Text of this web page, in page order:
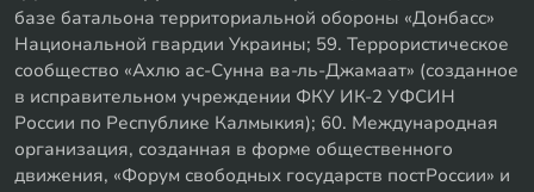
базе батальона территориальной обороны «Донбасс»
Национальной гвардии Украины; 59. Террористическое
сообщество «Ахлю ас-Сунна ва-ль-Джамаат» (созданное
в исправительном учреждении ФКУ ИК-2 УФСИН
России по Республике Калмыкия); 60. Международная
организация, созданная в форме общественного
движения, «Форум свободных государств постРоссии» и